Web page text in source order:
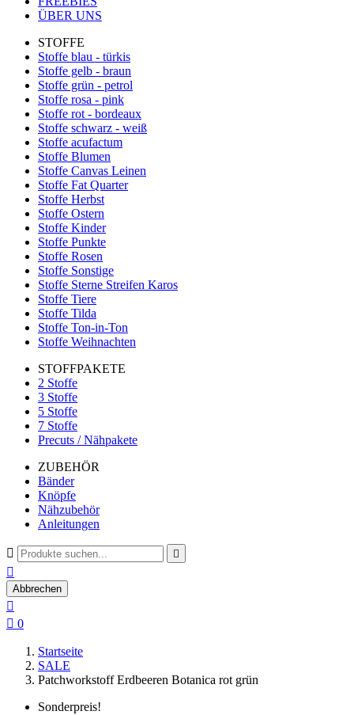
ÜBER UNS
STOFFE
Stoffe blau - türkis
Stoffe gelb - braun
Stoffe grün - petrol
Stoffe rosa - pink
Stoffe rot - bordeaux
Stoffe schwarz - weiß
Stoffe acufactum
Stoffe Blumen
Stoffe Canvas Leinen
Stoffe Fat Quarter
Stoffe Herbst
Stoffe Ostern
Stoffe Kinder
Stoffe Punkte
Stoffe Rosen
Stoffe Sonstige
Stoffe Sterne Streifen Karos
Stoffe Tiere
Stoffe Tilda
Stoffe Ton-in-Ton
Stoffe Weihnachten
STOFFPAKETE
2 Stoffe
3 Stoffe
5 Stoffe
7 Stoffe
Precuts / Nähpakete
ZUBEHÖR
Bänder
Knöpfe
Nähzubehör
Anleitungen
 

Abbrechen

 0
Startseite
SALE
Patchworkstoff Erdbeeren Botanica rot grün
Sonderpreis!